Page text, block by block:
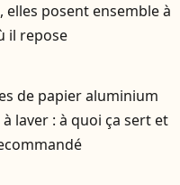
elles posent ensemble à
il repose
de papier aluminium
laver : à quoi ça sert et